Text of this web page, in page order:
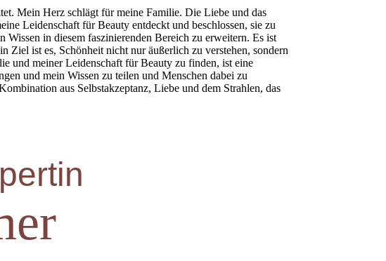
Mein Herz schlägt für meine Familie. Die Liebe und das
Leidenschaft für Beauty entdeckt und beschlossen, sie zu
in diesem faszinierenden Bereich zu erweitern. Es ist
Ziel ist es, Schönheit nicht nur äußerlich zu verstehen, sondern
und meiner Leidenschaft für Beauty zu finden, ist eine
und mein Wissen zu teilen und Menschen dabei zu
aus Selbstakzeptanz, Liebe und dem Strahlen, das